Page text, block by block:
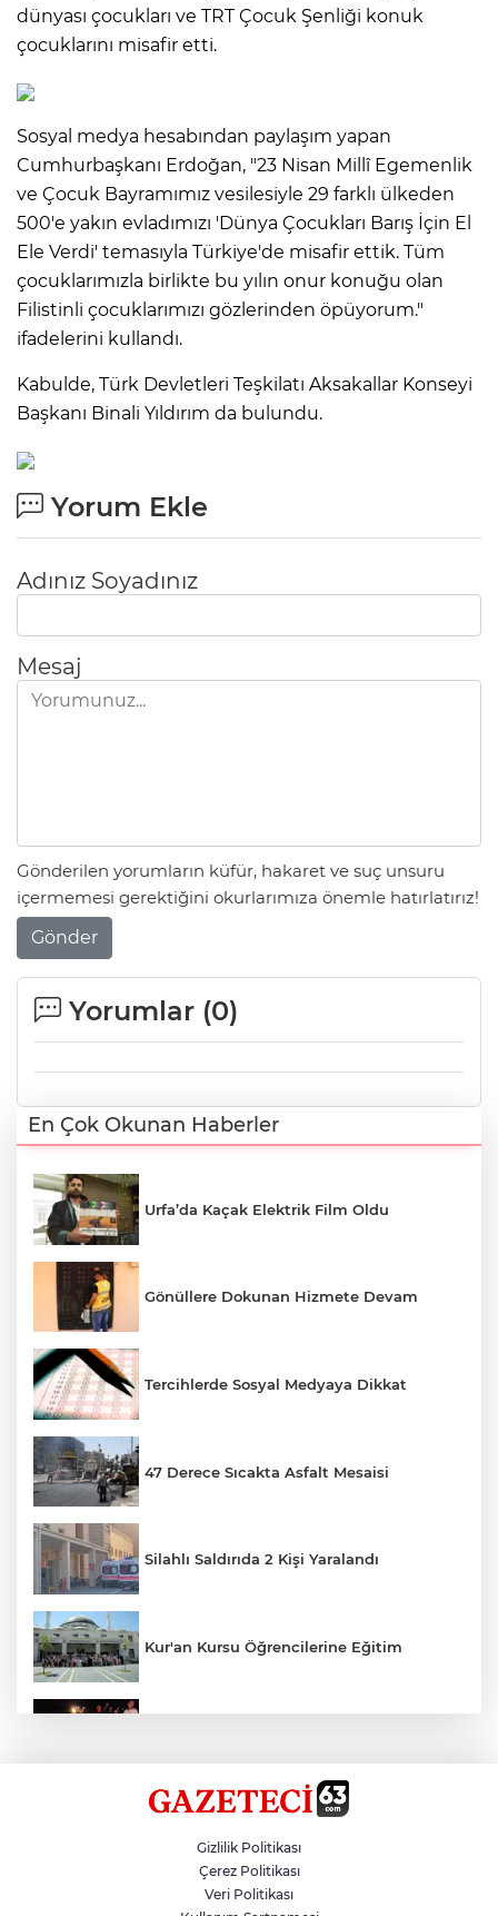
dünyası çocukları ve TRT Çocuk Şenliği konuk
çocuklarını misafir etti.
Sosyal medya hesabından paylaşım yapan
Cumhurbaşkanı Erdoğan, "23 Nisan Millî Egemenlik
ve Çocuk Bayramımız vesilesiyle 29 farklı ülkeden
500'e yakın evladımızı 'Dünya Çocukları Barış İçin El
Ele Verdi' temasıyla Türkiye'de misafir ettik. Tüm
çocuklarımızla birlikte bu yılın onur konuğu olan
Filistinli çocuklarımızı gözlerinden öpüyorum."
ifadelerini kullandı.
Kabulde, Türk Devletleri Teşkilatı Aksakallar Konseyi
Başkanı Binali Yıldırım da bulundu.
Yorum Ekle
Adınız Soyadınız
Mesaj
Gönderilen yorumların küfür, hakaret ve suç unsuru
içermemesi gerektiğini okurlarımıza önemle hatırlatırız!
Gönder
Yorumlar (0)
En Çok Okunan Haberler
Urfa’da Kaçak Elektrik Film Oldu
Gönüllere Dokunan Hizmete Devam
Tercihlerde Sosyal Medyaya Dikkat
47 Derece Sıcakta Asfalt Mesaisi
Silahlı Saldırıda 2 Kişi Yaralandı
Kur'an Kursu Öğrencilerine Eğitim
Siverek’te Mahmut Gülel Dönemi
Filistin Konvoyuna Coşkulu Karşılama
Gizlilik Politikası
Çerez Politikası
Veri Politikası